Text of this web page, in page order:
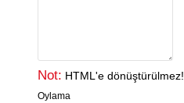
Not: HTML'e dönüştürülmez!
Oylama